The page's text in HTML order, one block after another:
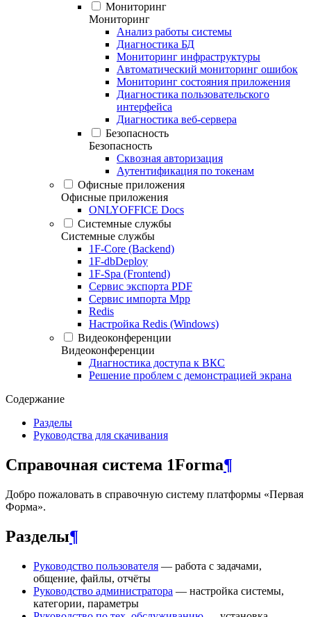
Мониторинг
Мониторинг
Анализ работы системы
Диагностика БД
Мониторинг инфраструктуры
Автоматический мониторинг ошибок
Мониторинг состояния приложения
Диагностика пользовательского
интерфейса
Диагностика веб-сервера
Безопасность
Безопасность
Сквозная авторизация
Аутентификация по токенам
Офисные приложения
Офисные приложения
ONLYOFFICE Docs
Системные службы
Системные службы
1F-Core (Backend)
1F-dbDeploy
1F-Spa (Frontend)
Сервис экспорта PDF
Сервис импорта Mpp
Redis
Настройка Redis (Windows)
Видеоконференции
Видеоконференции
Диагностика доступа к ВКС
Решение проблем с демонстрацией экрана
Содержание
Разделы
Руководства для скачивания
Справочная система 1Forma¶
Добро пожаловать в справочную систему платформы «Первая
Форма».
Разделы¶
Руководство пользователя — работа с задачами,
общение, файлы, отчёты
Руководство администратора — настройка системы,
категории, параметры